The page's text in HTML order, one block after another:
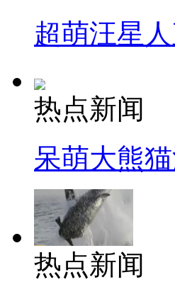
超萌汪星
热点新闻
呆萌大熊
热点新闻